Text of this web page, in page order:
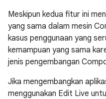
Meskipun kedua fitur ini
yang sama dalam mesin
kasus penggunaan yang
kemampuan yang sama
jenis pengembangan
Jika mengembangkan
menggunakan Edit Live